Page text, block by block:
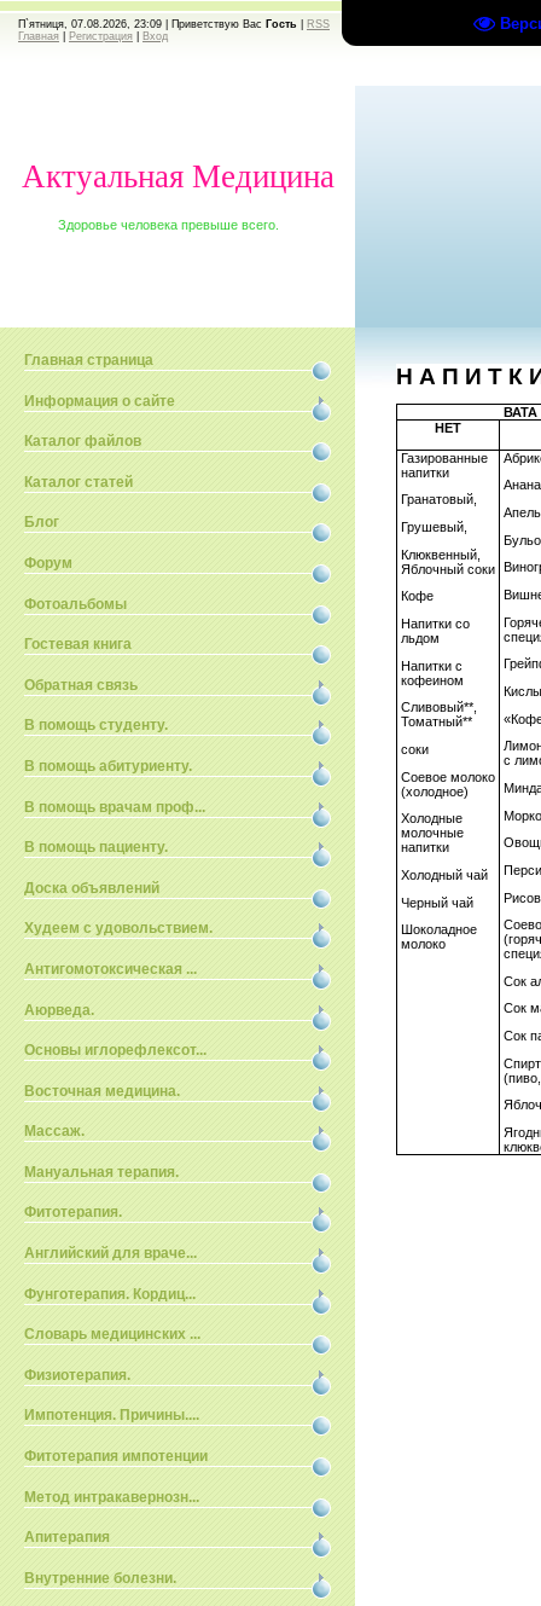
П`ятниця, 07.08.2026, 23:09 | Приветствую Вас Гость
RSS
Главная
Регистрация Вход
Актуальная Медицина
Здоровье человека превыше всего.
Главная страница
Информация о сайте
Каталог файлов
Каталог статей
Блог
Форум
Фотоальбомы
Гостевая книга
Обратная связь
В помощь студенту.
В помощь абитуриенту.
В помощь врачам проф...
В помощь пациенту.
Доска объявлений
Худеем с удовольствием.
Антигомотоксическая ...
Аюрведа.
Основы иглорефлексот...
Восточная медицина.
Массаж.
Мануальная терапия.
Фитотерапия.
Английский для враче...
Фунготерапия. Кордиц...
Словарь медицинских ...
Физиотерапия.
Импотенция. Причины....
Фитотерапия импотенции
Метод интракавернозн...
Апитерапия
Внутренние болезни.
Н А П И Т К
ВАТА
НЕТ
Газированные
напитки
Гранатовый,
Грушевый,
Клюквенный,
Яблочный соки
Кофе
Напитки со
льдом
Напитки с
кофеином
Сливовый**,
Томатный**
соки
Соевое молоко
(холодное)
Холодные
молочные
напитки
Холодный чай
Черный чай
Шоколадное
молоко
с
Сок
Сок
Сок